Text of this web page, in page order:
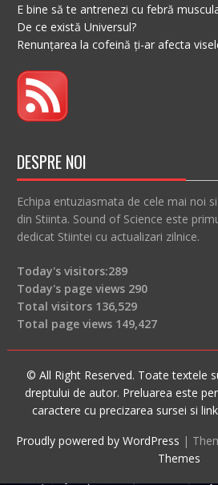
E bine să te antrenezi cu febră
De ce există Universul?
Renunțarea la cofeină ți-ar afecta
DESPRE NOI
Echipa entuziasmata de cele mai noi
din Stiinta. Sound of Science este
dedicat Stiintei cu actualizari zilnice.
Today's visitors:289
Today's page views 290
Total visitors 136,529
Total page views 149,427
© All Right Reserved. Toate textele
dreptului de autor. Preluarea este
caractere cu precizarea sursei si
Proudly powered by WordPress |
Themes